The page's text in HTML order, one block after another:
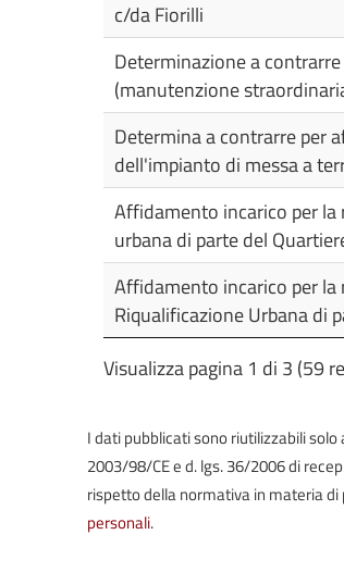
c/da Fiorilli
Determinazione a
(manutenzione
Determina a contrarre per
dell'impianto di messa a
Affidamento incarico per la
urbana di parte del
Affidamento incarico per la
Riqualificazione Urbana di
Visualizza pagina 1 di 3 (59
I dati pubblicati sono riutilizzabili
2003/98/CE e d. lgs. 36/2006 di
rispetto della normativa in materia
personali.